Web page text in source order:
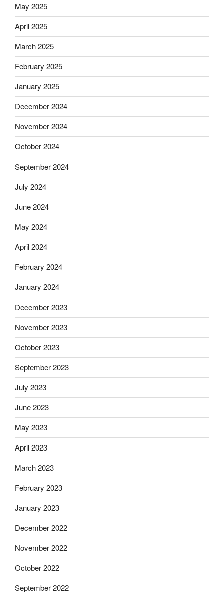
May 2025
April 2025
March 2025
February 2025
January 2025
December 2024
November 2024
October 2024
September 2024
July 2024
June 2024
May 2024
April 2024
February 2024
January 2024
December 2023
November 2023
October 2023
September 2023
July 2023
June 2023
May 2023
April 2023
March 2023
February 2023
January 2023
December 2022
November 2022
October 2022
September 2022